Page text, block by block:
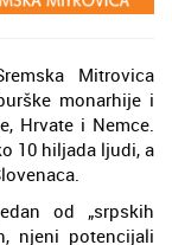
Mitrovica
monarhije i
Hrvate i Nemce.
10 hiljada ljudi, a
od „srpskih
njeni potencijali